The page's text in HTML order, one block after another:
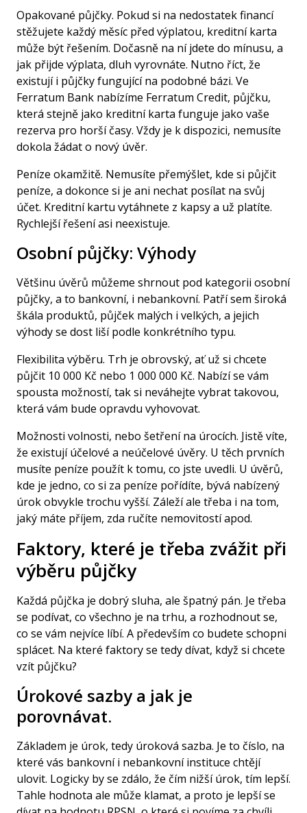
Opakované půjčky. Pokud si na nedostatek financí
stěžujete každý měsíc před výplatou, kreditní karta
může být řešením. Dočasně na ní jdete do mínusu, a
jak přijde výplata, dluh vyrovnáte. Nutno říct, že
existují i půjčky fungující na podobné bázi. Ve
Ferratum Bank nabízíme Ferratum Credit, půjčku,
která stejně jako kreditní karta funguje jako vaše
rezerva pro horší časy. Vždy je k dispozici, nemusíte
dokola žádat o nový úvěr.
Peníze okamžitě. Nemusíte přemýšlet, kde si půjčit
peníze, a dokonce si je ani nechat posílat na svůj
účet. Kreditní kartu vytáhnete z kapsy a už platíte.
Rychlejší řešení asi neexistuje.
Osobní půjčky: Výhody
Většinu úvěrů můžeme shrnout pod kategorii osobní
půjčky, a to bankovní, i nebankovní. Patří sem široká
škála produktů, půjček malých i velkých, a jejich
výhody se dost liší podle konkrétního typu.
Flexibilita výběru. Trh je obrovský, ať už si chcete
půjčit 10 000 Kč nebo 1 000 000 Kč. Nabízí se vám
spousta možností, tak si neváhejte vybrat takovou,
která vám bude opravdu vyhovovat.
Možnosti volnosti, nebo šetření na úrocích. Jistě víte,
že existují účelové a neúčelové úvěry. U těch prvních
musíte peníze použít k tomu, co jste uvedli. U úvěrů,
kde je jedno, co si za peníze pořídíte, bývá nabízený
úrok obvykle trochu vyšší. Záleží ale třeba i na tom,
jaký máte příjem, zda ručíte nemovitostí apod.
Faktory, které je třeba zvážit při
výběru půjčky
Každá půjčka je dobrý sluha, ale špatný pán. Je třeba
se podívat, co všechno je na trhu, a rozhodnout se,
co se vám nejvíce líbí. A především co budete schopni
splácet. Na které faktory se tedy dívat, když si chcete
vzít půjčku?
Úrokové sazby a jak je
porovnávat.
Základem je úrok, tedy úroková sazba. Je to číslo, na
které vás bankovní i nebankovní instituce chtějí
ulovit. Logicky by se zdálo, že čím nižší úrok, tím lepší.
Tahle hodnota ale může klamat, a proto je lepší se